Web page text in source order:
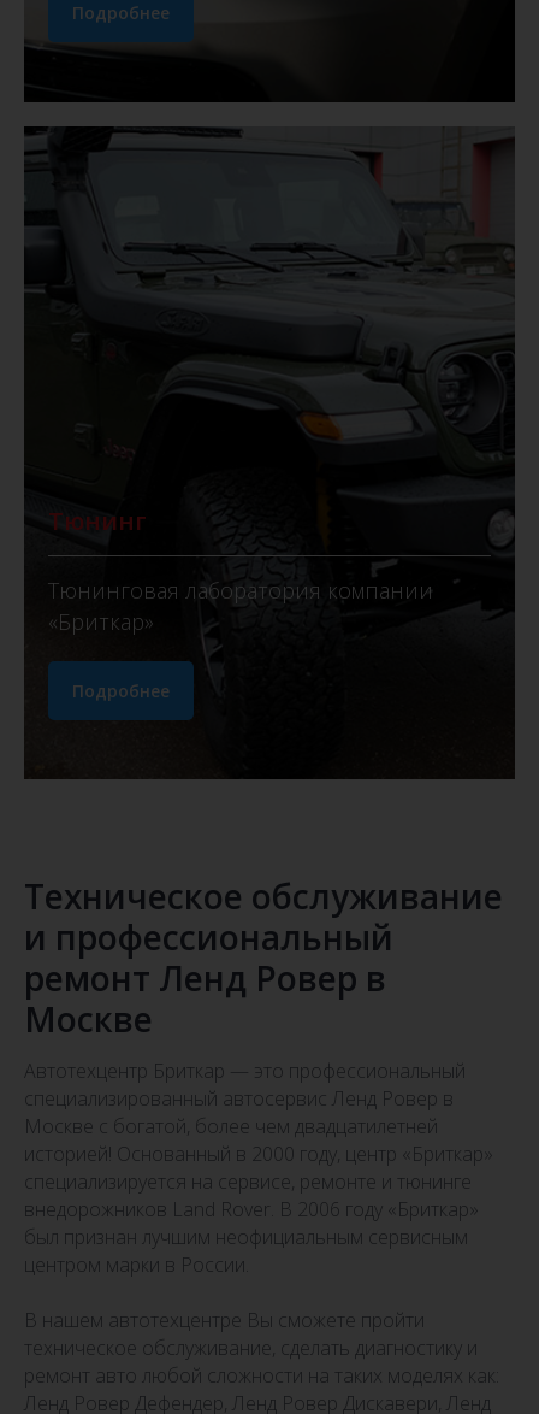
Подробнее
Тюнинг
Тюнинговая лаборатория компании
«Бриткар»
Подробнее
Техническое обслуживание
и профессиональный
ремонт Ленд Ровер в
Москве
Автотехцентр Бриткар — это профессиональный
специализированный автосервис Ленд Ровер в
Москве с богатой, более чем двадцатилетней
историей! Основанный в 2000 году, центр «Бриткар»
специализируется на сервисе, ремонте и тюнинге
внедорожников Land Rover. В 2006 году «Бриткар»
был признан лучшим неофициальным сервисным
центром марки в России.
В нашем автотехцентре Вы сможете пройти
техническое обслуживание, сделать диагностику и
ремонт авто любой сложности на таких моделях как:
Ленд Ровер Дефендер, Ленд Ровер Дискавери, Ленд